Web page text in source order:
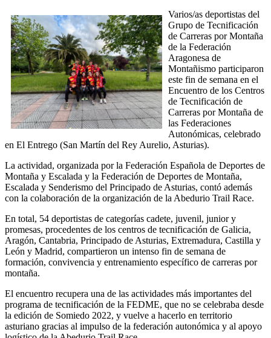
Varios/as deportistas del
Grupo de Tecnificación
de Carreras por Montaña
de la Federación
Aragonesa de
Montañismo participaron
este fin de semana en el
Encuentro de los Centros
de Tecnificación de
Carreras por Montaña de
las Federaciones
Autonómicas, celebrado
en El Entrego (San Martín del Rey Aurelio, Asturias).
La actividad, organizada por la Federación Española de Deportes de
Montaña y Escalada y la Federación de Deportes de Montaña,
Escalada y Senderismo del Principado de Asturias, contó además
con la colaboración de la organización de la Abedurio Trail Race.
En total, 54 deportistas de categorías cadete, juvenil, junior y
promesas, procedentes de los centros de tecnificación de Galicia,
Aragón, Cantabria, Principado de Asturias, Extremadura, Castilla y
León y Madrid, compartieron un intenso fin de semana de
formación, convivencia y entrenamiento específico de carreras por
montaña.
El encuentro recupera una de las actividades más importantes del
programa de tecnificación de la FEDME, que no se celebraba desde
la edición de Somiedo 2022, y vuelve a hacerlo en territorio
asturiano gracias al impulso de la federación autonómica y al apoyo